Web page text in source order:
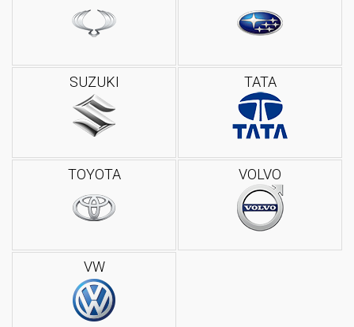
SUZUKI TATA
TOYOTA VOLVO
VW